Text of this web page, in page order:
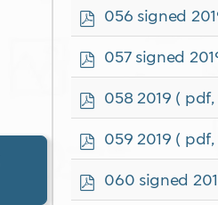
p
056 signed
p
057 signed
p
058 2019 ( pdf,
p
059 2019 ( pdf,
p
060 signed